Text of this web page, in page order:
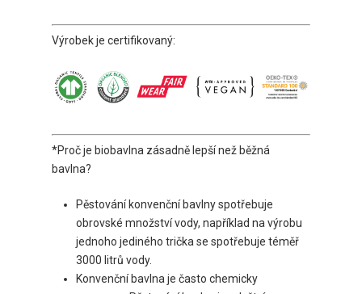
Výrobek je certifikovaný:
*Proč je biobavlna zásadně lepší než běžná
bavlna?
Pěstování konvenční bavlny spotřebuje
obrovské množství vody, například na výrobu
jednoho jediného trička se spotřebuje téměř
3000 litrů vody.
Konvenční bavlna je často chemicky